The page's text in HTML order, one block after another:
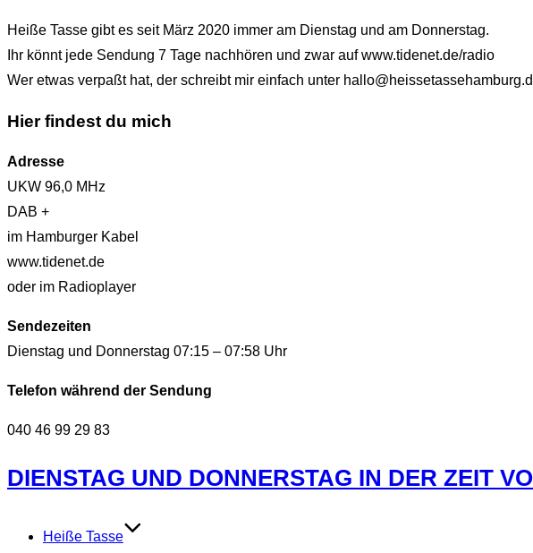
Heiße Tasse gibt es seit März 2020 immer am Dienstag und am Donnerstag.
Ihr könnt jede Sendung 7 Tage nachhören und zwar auf www.tidenet.de/radio
Wer etwas verpaßt hat, der schreibt mir einfach unter
Hier findest du mich
Adresse
UKW 96,0 MHz
DAB +
im Hamburger Kabel
www.tidenet.de
oder im Radioplayer
Sendezeiten
Dienstag und Donnerstag 07:15 – 07:58 Uhr
Telefon während der Sendung
040 46 99 29 83
Zum
Inhalt
DIENSTAG UND DONNERSTAG IN DER ZEIT
Heiße Tasse